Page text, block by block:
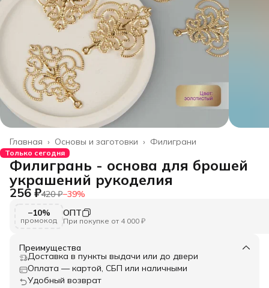
Филиграни
Основы и заготовки ›
Главная ›
Только сегодня
Филигрань - основа для брошей
украшений рукоделия
256 ₽420 ₽−39%
−10%
промокод
ОПТ
При покупке от 4 000 ₽
Преимущества
Доставка в пункты выдачи или до двери
Оплата — картой, СБП или наличными
Удобный возврат